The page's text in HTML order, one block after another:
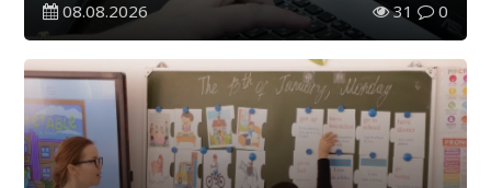
08.08.2026 31 0